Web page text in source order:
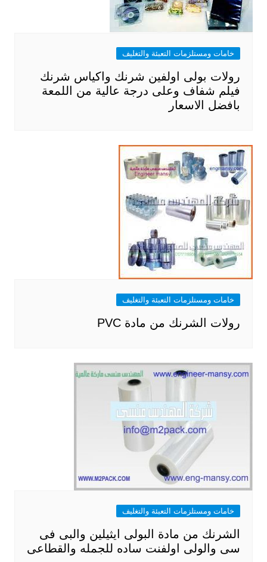
خامات ومستلزمات التعبئة والتغليف
رولات بولى اولفين شرنك واكياس شرنك
فيلم شفاف وعلى درجة عالية من اللمعة
بافضل الاسعار
خامات ومستلزمات التعبئة والتغليف
رولات الشرنك من مادة PVC
خامات ومستلزمات التعبئة والتغليف
الشرنك من مادة البولى ايثيلين والبى فى
سى والولى اولفنت ساده للجمله والقطاعى